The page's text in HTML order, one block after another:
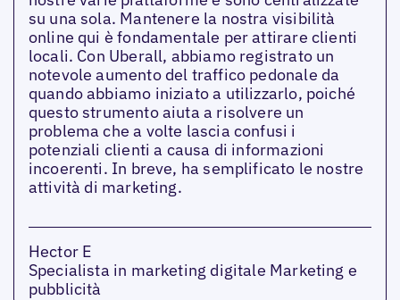
su una sola. Mantenere la nostra visibilità
online qui è fondamentale per attirare clienti
locali. Con Uberall, abbiamo registrato un
notevole aumento del traffico pedonale da
quando abbiamo iniziato a utilizzarlo, poiché
questo strumento aiuta a risolvere un
problema che a volte lascia confusi i
potenziali clienti a causa di informazioni
incoerenti. In breve, ha semplificato le nostre
attività di marketing.
Hector E
Specialista in marketing digitale Marketing e
pubblicità